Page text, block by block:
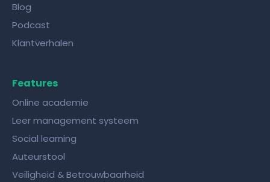
Blog
Podcast
Klantverhalen
Features
Online academie
Leer management systeem
Social learning
Auteurstool
Veiligheid & Betrouwbaarheid